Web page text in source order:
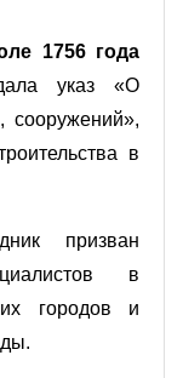
1756 года
указ «О
сооружений»,
в
призван
в
городов и